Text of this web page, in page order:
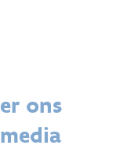
ons